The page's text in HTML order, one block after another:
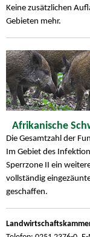
Keine zusätzlichen
Gebieten mehr.
Afrikanische
Die Gesamtzahl der
Im Gebiet des
Sperrzone II ein
vollständig
geschaffen.